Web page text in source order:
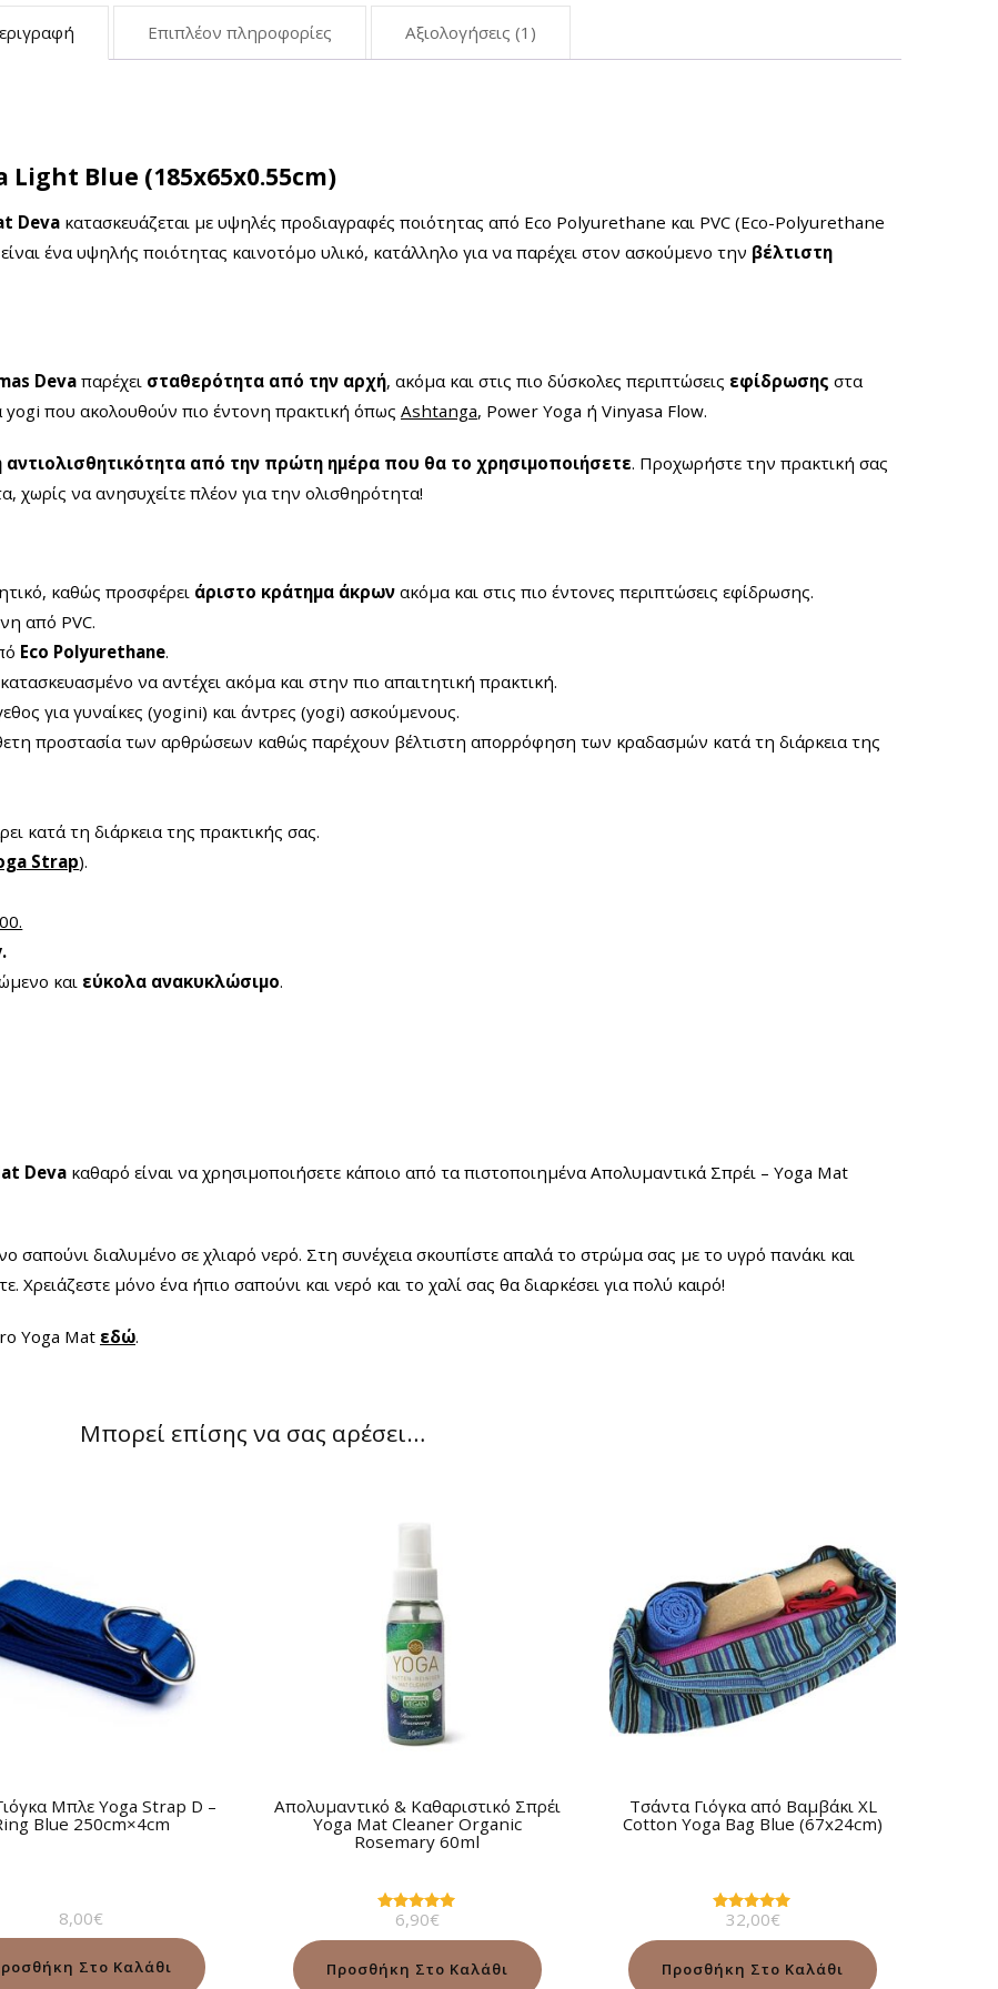
Επιπλέον πληροφορίες Αξιολογήσεις (1)
Light Blue (185x65x0.55cm)
Deva κατασκευάζεται με υψηλές προδιαγραφές ποιότητας από Eco Polyurethane και PVC (Eco-Polyurethane
ένα υψηλής ποιότητας καινοτόμο υλικό, κατάλληλο για να παρέχει στον ασκούμενο την βέλτιστη
Deva παρέχει σταθερότητα από την αρχή, ακόμα και στις πιο δύσκολες περιπτώσεις εφίδρωσης στα
yogi που ακολουθούν πιο έντονη πρακτική όπως Ashtanga, Power Yoga ή Vinyasa Flow.
αντιολισθητικότητα από την πρώτη ημέρα που θα το χρησιμοποιήσετε. Προχωρήστε την πρακτική σας
χωρίς να ανησυχείτε πλέον για την ολισθηρότητα!
καθώς προσφέρει άριστο κράτημα άκρων ακόμα και στις πιο έντονες περιπτώσεις εφίδρωσης.
από PVC.
Eco Polyurethane.
να αντέχει ακόμα και στην πιο απαιτητική πρακτική.
για γυναίκες (yogini) και άντρες (yogi) ασκούμενους.
προστασία των αρθρώσεων καθώς παρέχουν βέλτιστη απορρόφηση των κραδασμών κατά τη διάρκεια της
κατά τη διάρκεια της πρακτικής σας.
Strap).
και εύκολα ανακυκλώσιμο.
Deva καθαρό είναι να χρησιμοποιήσετε κάποιο από τα πιστοποιημένα Απολυμαντικά Σπρέι – Yoga Mat
σαπούνι διαλυμένο σε χλιαρό νερό. Στη συνέχεια σκουπίστε απαλά το στρώμα σας με το υγρό πανάκι και
Χρειάζεστε μόνο ένα ήπιο σαπούνι και νερό και το χαλί σας θα διαρκέσει για πολύ καιρό!
Yoga Mat εδώ.
Μπορεί επίσης να σας αρέσει…
Μπλε Yoga Strap D –
Blue 250cm×4cm
8,00€
Στο Καλάθι
Απολυμαντικό & Καθαριστικό Σπρέι
Yoga Mat Cleaner Οrganic
Rosemary 60ml
Βαθμολογήθηκε
από 5
6,90€
Προσθήκη Στο Καλάθι
Τσάντα Γιόγκα από Βαμβάκι XL
Cotton Yoga Bag Blue (67x24cm)
Βαθμολογήθηκε
από 5
32,00€
Προσθήκη Στο Καλάθι